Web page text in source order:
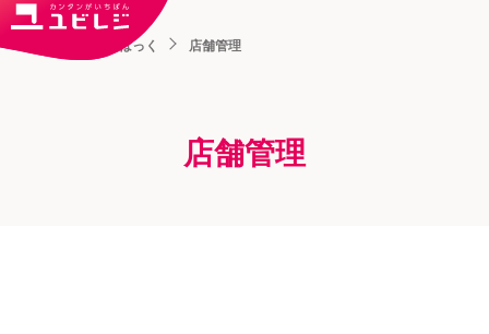
ユビはっく 店舗管理
店舗管理